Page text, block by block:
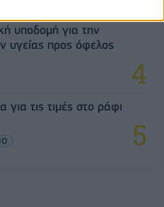
υποδομή για την
υγείας προς όφελος
για τις τιμές στο ράφι